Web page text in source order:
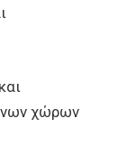
χώρων